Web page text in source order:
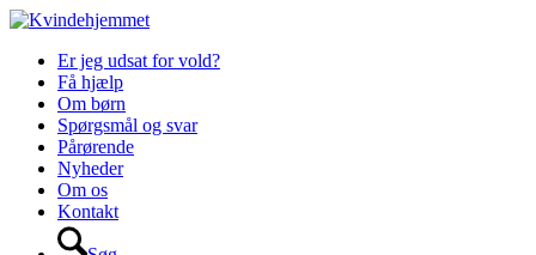
Er jeg udsat for vold?
Få hjælp
Om børn
Spørgsmål og svar
Pårørende
Nyheder
Om os
Kontakt